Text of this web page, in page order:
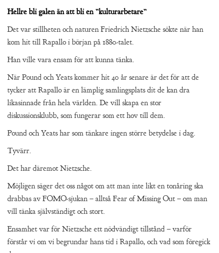
Hellre bli galen än att bli en ”kulturarbetare”
Det var stillheten och naturen Friedrich Nietzsche sökte när han
kom hit till Rapallo i början på 1880-talet.
Han ville vara ensam för att kunna tänka.
När Pound och Yeats kommer hit 40 år senare är det för att de
tycker att Rapallo är en lämplig samlingsplats dit de kan dra
likasinnade från hela världen. De vill skapa en stor
diskussionsklubb, som fungerar som ett hov till dem.
Pound och Yeats har som tänkare ingen större betydelse i dag.
Tyvärr.
Det har däremot Nietzsche.
Möjligen säger det oss något om att man inte likt en tonåring ska
drabbas av FOMO-sjukan – alltså Fear of Missing Out – om man
vill tänka självständigt och stort.
Ensamhet var för Nietzsche ett nödvändigt tillstånd – varför
förstår vi om vi begrundar hans tid i Rapallo, och vad som föregick